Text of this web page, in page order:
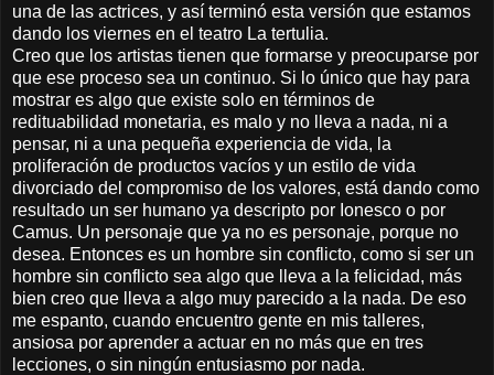
una de las actrices, y así terminó esta versión que estamos
dando los viernes en el teatro La tertulia.
Creo que los artistas tienen que formarse y preocuparse por
que ese proceso sea un continuo. Si lo único que hay para
mostrar es algo que existe solo en términos de
redituabilidad monetaria, es malo y no lleva a nada, ni a
pensar, ni a una pequeña experiencia de vida, la
proliferación de productos vacíos y un estilo de vida
divorciado del compromiso de los valores, está dando como
resultado un ser humano ya descripto por Ionesco o por
Camus. Un personaje que ya no es personaje, porque no
desea. Entonces es un hombre sin conflicto, como si ser un
hombre sin conflicto sea algo que lleva a la felicidad, más
bien creo que lleva a algo muy parecido a la nada. De eso
me espanto, cuando encuentro gente en mis talleres,
ansiosa por aprender a actuar en no más que en tres
lecciones, o sin ningún entusiasmo por nada.